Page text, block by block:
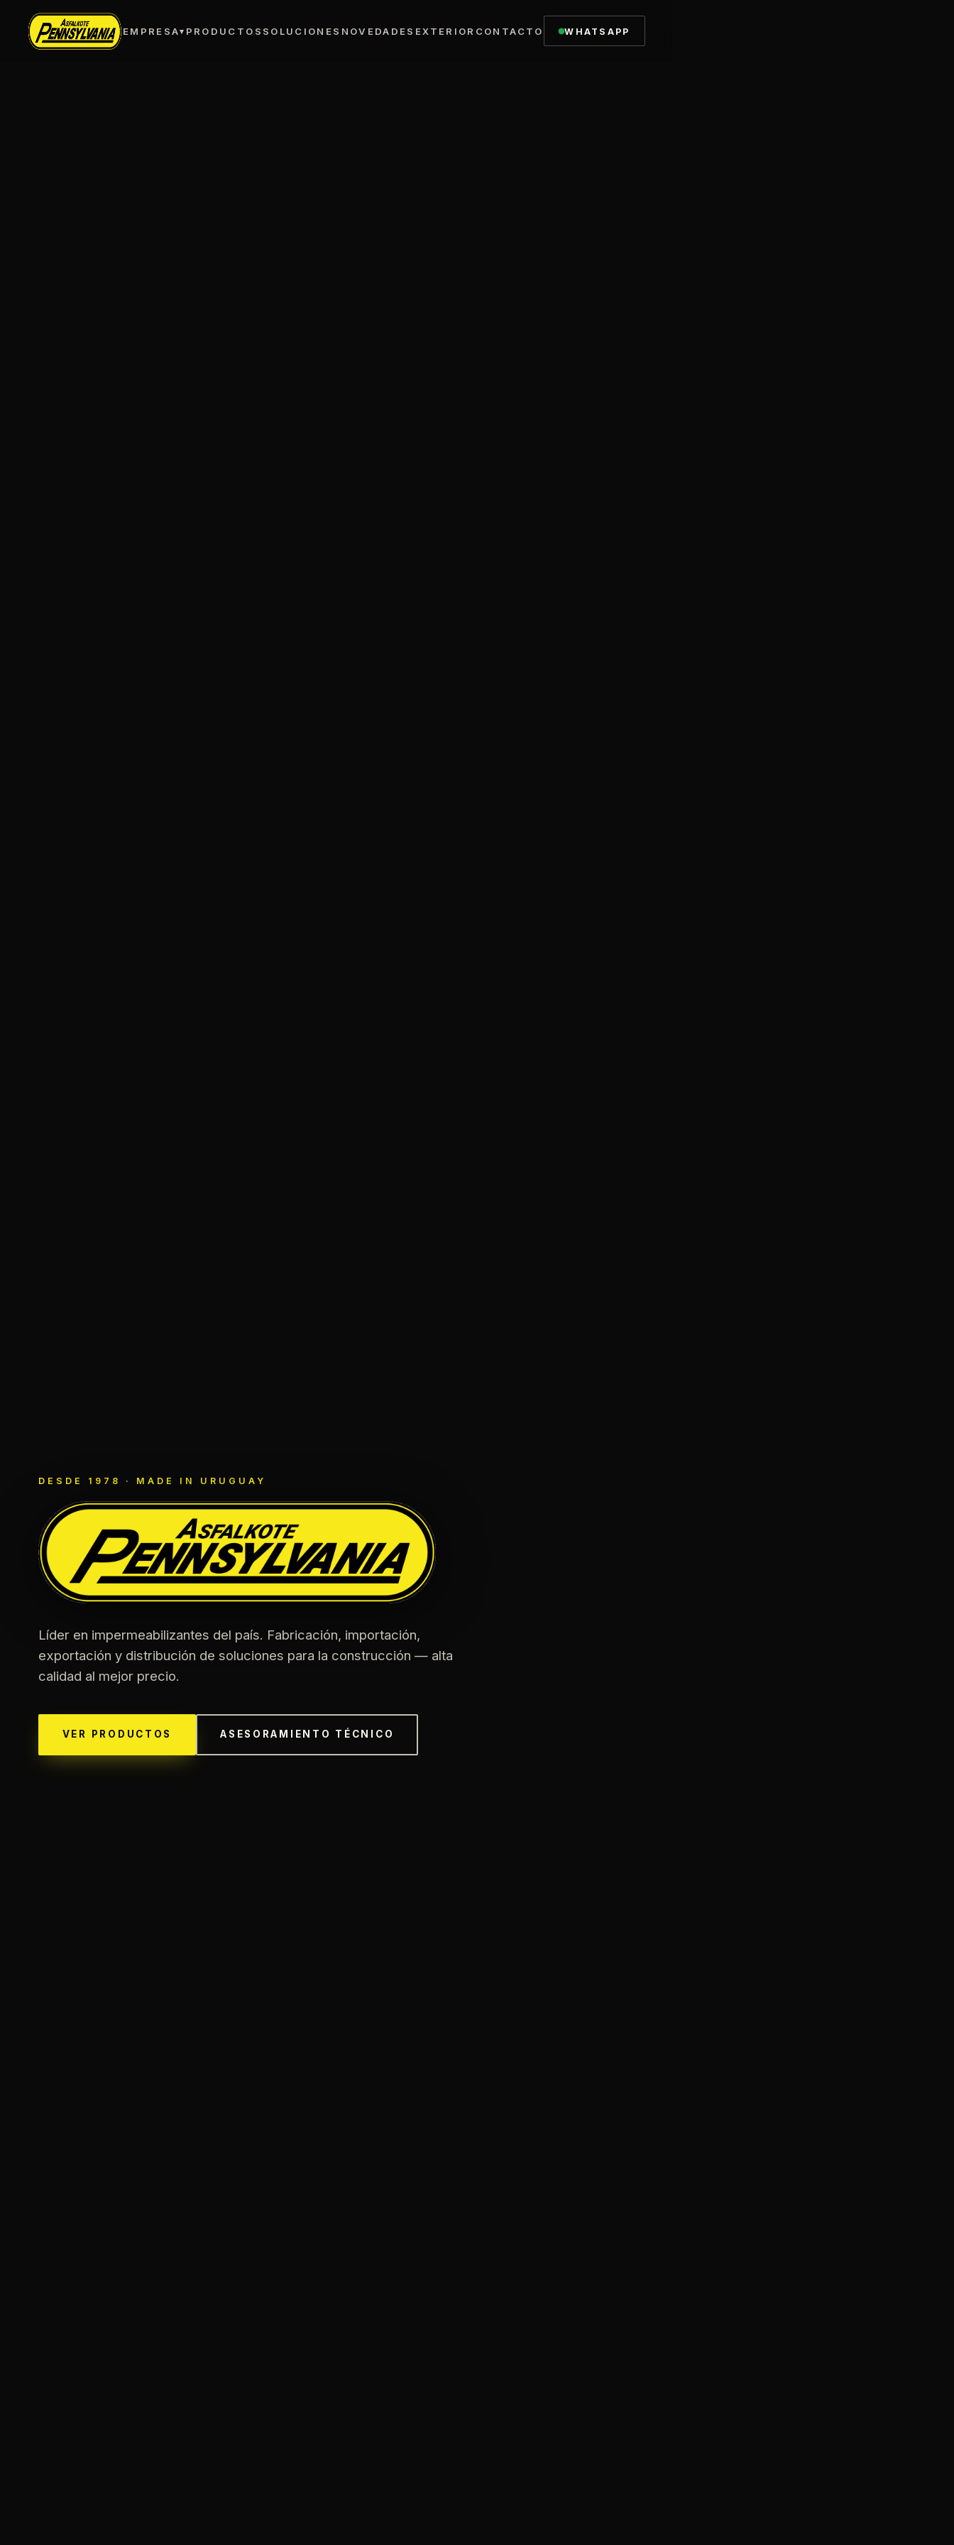
EMPRESA▾ PRODUCTOS SOLUCIONES NOVEDADES EXTERIOR CONTACTO WHATSAPP
DESDE 1978 · MADE IN URUGUAY
Líder en impermeabilizantes del país. Fabricación, importación,
exportación y distribución de soluciones para la construcción — alta
calidad al mejor precio.
VER PRODUCTOS ASESORAMIENTO TÉCNICO